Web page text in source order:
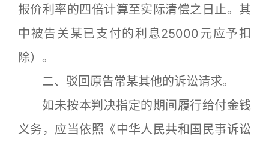
报价利率的四倍计算至实际清偿之日止。其
中被告关某已支付的利息25000元应予扣
除）。
二、驳回原告常某其他的诉讼请求。
如未按本判决指定的期间履行给付金钱
义务，应当依照《中华人民共和国民事诉讼